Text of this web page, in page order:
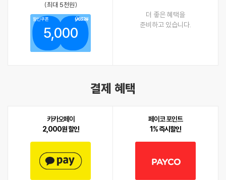
(최대 5천원)
할인쿠폰
5,000
더 좋은 혜택을
준비하고 있습니다.
결제 혜택
카카오페이
2,000원 할인
페이코 포인트
1% 즉시할인